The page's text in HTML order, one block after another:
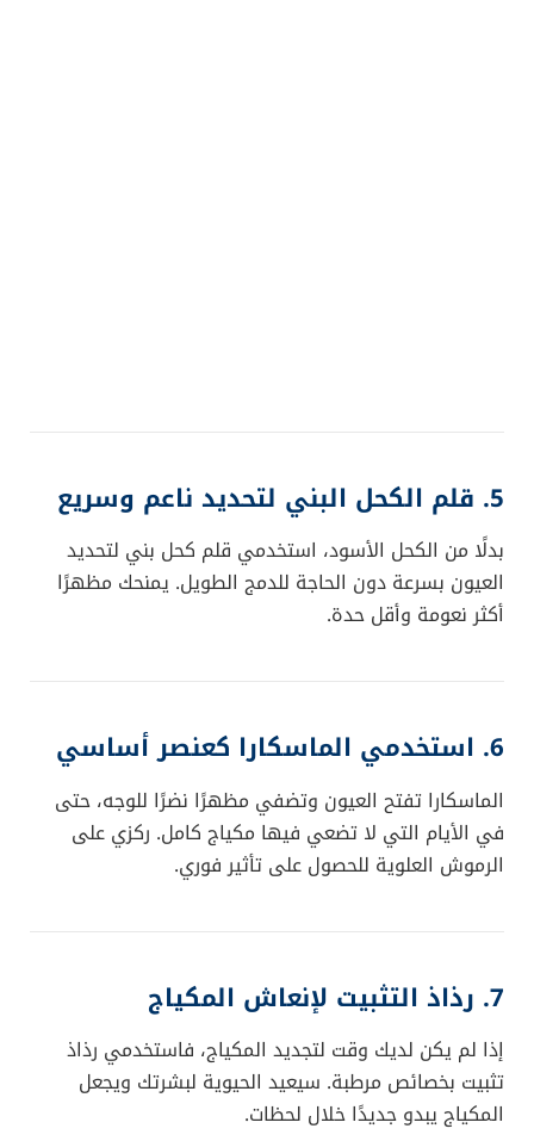
5. قلم الكحل البني لتحديد ناعم وسريع
بدلًا من الكحل الأسود، استخدمي قلم كحل بني لتحديد
العيون بسرعة دون الحاجة للدمج الطويل. يمنحك مظهرًا
أكثر نعومة وأقل حدة.
6. استخدمي الماسكارا كعنصر أساسي
الماسكارا تفتح العيون وتضفي مظهرًا نضرًا للوجه، حتى
في الأيام التي لا تضعي فيها مكياج كامل. ركزي على
الرموش العلوية للحصول على تأثير فوري.
7. رذاذ التثبيت لإنعاش المكياج
إذا لم يكن لديك وقت لتجديد المكياج، فاستخدمي رذاذ
تثبيت بخصائص مرطبة. سيعيد الحيوية لبشرتك ويجعل
المكياج يبدو جديدًا خلال لحظات.